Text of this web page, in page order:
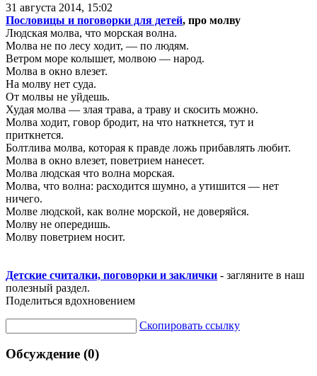
31 августа 2014, 15:02
Пословицы и поговорки для детей, про молву
Людская молва, что морская волна.
Молва не по лесу ходит, — по людям.
Ветром море колышет, молвою — народ.
Молва в окно влезет.
На молву нет суда.
От молвы не уйдешь.
Худая молва — злая трава, а траву и скосить можно.
Молва ходит, говор бродит, на что наткнется, тут и
приткнется.
Болтлива молва, которая к правде ложь прибавлять любит.
Молва в окно влезет, поветрием нанесет.
Молва людская что волна морская.
Молва, что волна: расходится шумно, а утишится — нет
ничего.
Молве людской, как волне морской, не доверяйся.
Молву не опередишь.
Молву поветрием носит.
Детские считалки, поговорки и заклички - загляните в наш
полезный раздел.
Поделиться вдохновением
Скопировать ссылку
Обсуждение (0)